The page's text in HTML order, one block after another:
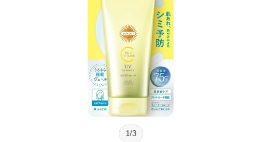
1 /3